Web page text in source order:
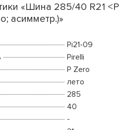
«Шина 285/40 R21
асимметр.)»
Pi21-09
Pirelli
P Zero
лето
285
40
-